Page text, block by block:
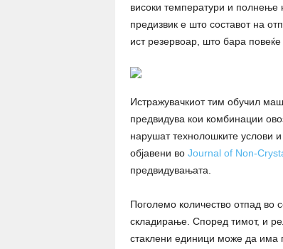
високи температури и полнење
предизвик е што составот на
ист резервоар, што бара
Истражувачкиот тим обучил
предвидува кои комбинации
нарушат технолошките услови и
објавени во Journal of Non-
предвидувањата.
Поголемо количество отпад во
складирање. Според тимот, и
стаклени единици може да има